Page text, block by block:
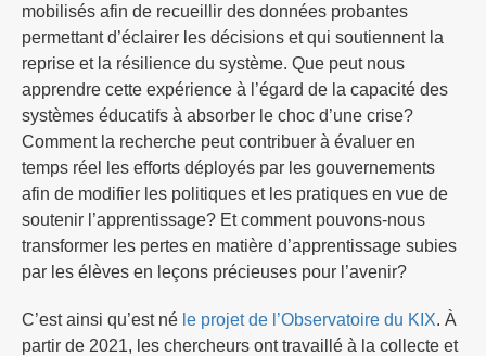
mobilisés afin de recueillir des données probantes
permettant d’éclairer les décisions et qui soutiennent la
reprise et la résilience du système. Que peut nous
apprendre cette expérience à l’égard de la capacité des
systèmes éducatifs à absorber le choc d’une crise?
Comment la recherche peut contribuer à évaluer en
temps réel les efforts déployés par les gouvernements
afin de modifier les politiques et les pratiques en vue de
soutenir l’apprentissage? Et comment pouvons-nous
transformer les pertes en matière d’apprentissage subies
par les élèves en leçons précieuses pour l’avenir?
C’est ainsi qu’est né le projet de l’Observatoire du KIX. À
partir de 2021, les chercheurs ont travaillé à la collecte et